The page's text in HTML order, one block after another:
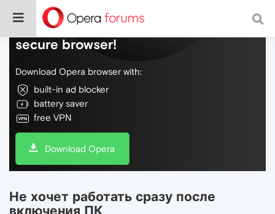
Do more on the web, with a fast and
secure browser!
Download Opera browser with:
built-in ad blocker
battery saver
free VPN
Download Opera
Не хочет работать сразу после
включения ПК